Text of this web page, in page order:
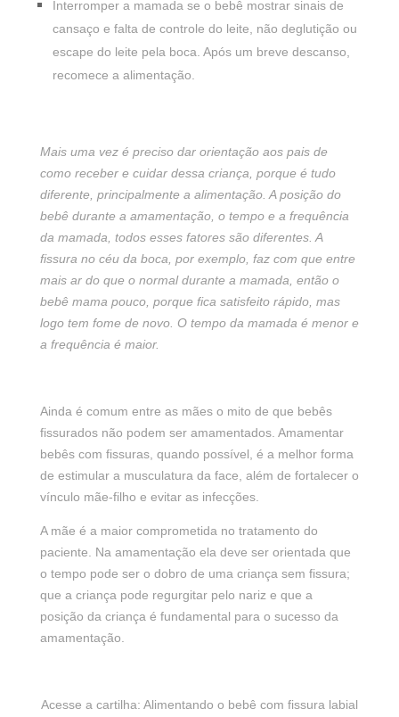
Interromper a mamada se o bebê mostrar sinais de
cansaço e falta de controle do leite, não deglutição ou
escape do leite pela boca. Após um breve descanso,
recomece a alimentação.
Mais uma vez é preciso dar orientação aos pais de
como receber e cuidar dessa criança, porque é tudo
diferente, principalmente a alimentação. A posição do
bebê durante a amamentação, o tempo e a frequência
da mamada, todos esses fatores são diferentes. A
fissura no céu da boca, por exemplo, faz com que entre
mais ar do que o normal durante a mamada, então o
bebê mama pouco, porque fica satisfeito rápido, mas
logo tem fome de novo. O tempo da mamada é menor e
a frequência é maior.
Ainda é comum entre as mães o mito de que bebês
fissurados não podem ser amamentados. Amamentar
bebês com fissuras, quando possível, é a melhor forma
de estimular a musculatura da face, além de fortalecer o
vínculo mãe-filho e evitar as infecções.
A mãe é a maior comprometida no tratamento do
paciente. Na amamentação ela deve ser orientada que
o tempo pode ser o dobro de uma criança sem fissura;
que a criança pode regurgitar pelo nariz e que a
posição da criança é fundamental para o sucesso da
amamentação.
Acesse a cartilha: Alimentando o bebê com fissura labial